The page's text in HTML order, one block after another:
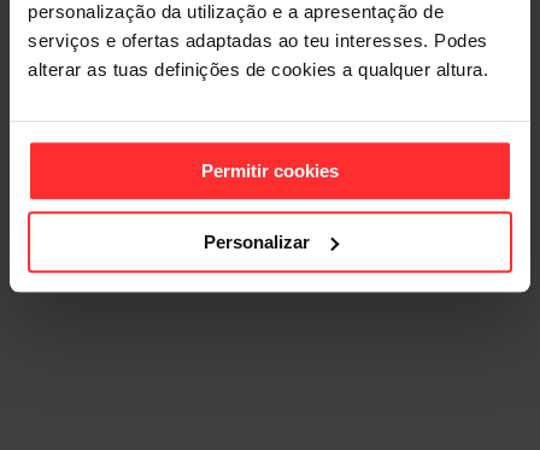
personalização da utilização e a apresentação de
serviços e ofertas adaptadas ao teu interesses. Podes
alterar as tuas definições de cookies a qualquer altura.
Permitir cookies
Personalizar